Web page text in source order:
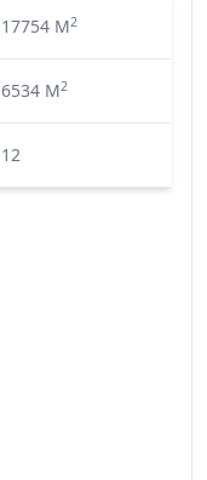
17754 M2
6534 M2
12